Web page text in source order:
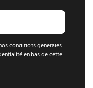
conditions générales.
en bas de cette